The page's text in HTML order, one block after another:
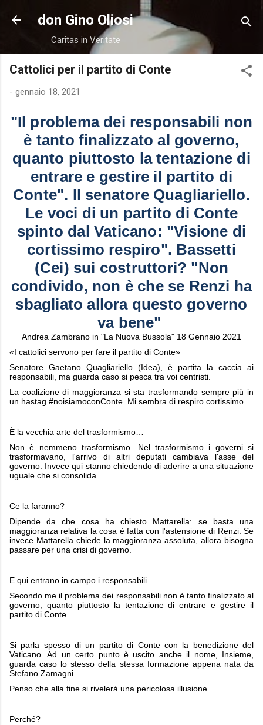
Passa ai contenuti principali
don Gino Oliosi
Caritas in Veritate
Cattolici per il partito di Conte
- gennaio 18, 2021
"Il problema dei responsabili non
è tanto finalizzato al governo,
quanto piuttosto la tentazione di
entrare e gestire il partito di
Conte". Il senatore Quagliariello.
Le voci di un partito di Conte
spinto dal Vaticano: "Visione di
cortissimo respiro". Bassetti
(Cei) sui costruttori? "Non
condivido, non è che se Renzi ha
sbagliato allora questo governo
va bene"
Andrea Zambrano in "La Nuova Bussola" 18 Gennaio 2021
«I cattolici servono per fare il partito di Conte»
Senatore Gaetano Quagliariello (Idea), è partita la caccia ai
responsabili, ma guarda caso si pesca tra voi centristi.
La coalizione di maggioranza si sta trasformando sempre più in
un hastag #noisiamoconConte. Mi sembra di respiro cortissimo.
È la vecchia arte del trasformismo…
Non è nemmeno trasformismo. Nel trasformismo i governi si
trasformavano, l'arrivo di altri deputati cambiava l'asse del
governo. Invece qui stanno chiedendo di aderire a una situazione
uguale che si consolida.
Ce la faranno?
Dipende da che cosa ha chiesto Mattarella: se basta una
maggioranza relativa la cosa è fatta con l'astensione di Renzi. Se
invece Mattarella chiede la maggioranza assoluta, allora bisogna
passare per una crisi di governo.
E qui entrano in campo i responsabili.
Secondo me il problema dei responsabili non è tanto finalizzato al
governo, quanto piuttosto la tentazione di entrare e gestire il
partito di Conte.
Si parla spesso di un partito di Conte con la benedizione del
Vaticano. Ad un certo punto è uscito anche il nome, Insieme,
guarda caso lo stesso della stessa formazione appena nata da
Stefano Zamagni.
Penso che alla fine si rivelerà una pericolosa illusione.
Perché?